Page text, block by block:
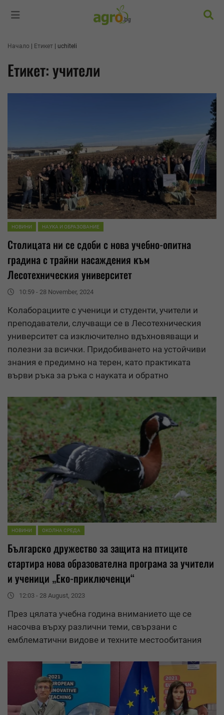
Начало Етикет uchiteli
Етикет: учители
НОВИНИ НАУКА И ОБРАЗОВАНИЕ
Столицата ни се сдоби с нова учебно-опитна
градина с трайни насаждения към
Лесотехническия университет
10:59 - 28 November, 2024
Колаборациите с ученици и студенти, учители и
преподаватели, случващи се в Лесотехническия
университет са изключително вдъхновяващи и
полезни за всички. Придобиването на устойчиви
знания е предимно на терен, като практиката
върви ръка за ръка с науката и обратно
НОВИНИ ОКОЛНА СРЕДА
Българско дружество за защита на птиците
стартира нова образователна програма заучители
и ученици „Еко-приключенци“
12:03 - 28 August, 2023
През цялата учебна година вниманието ще се
насочва върху различни теми, свързани с
емблематични видове и техните местообитания